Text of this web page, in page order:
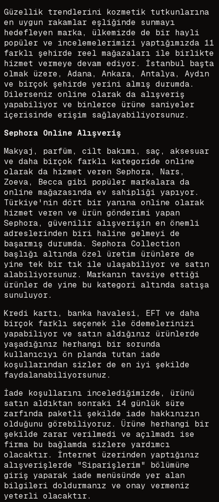
Güzellik trendlerini kozmetik tutkunlarına
en uygun rakamlar eşliğinde sunmayı
hedefleyen marka, ülkemizde de bir hayli
popüler ve incelemelerimizi yaptığımızda 11
farklı şehirde reel mağazaları ile birlikte
hizmet vermeye devam ediyor. İstanbul başta
olmak üzere, Adana, Ankara, Antalya, Aydın
ve birçok şehirde yerini almış durumda.
Dilerseniz online olarak da alışveriş
yapabiliyor ve binlerce ürüne saniyeler
içerisinde erişim sağlayabiliyorsunuz.
Sephora Online Alışveriş
Makyaj, parfüm, cilt bakımı, saç, aksesuar
ve daha birçok farklı kategoride online
olarak da hizmet veren Sephora, Nars,
Zoeva, Becca gibi popüler markalara da
online mağazasında ev sahipliği yapıyor.
Türkiye'nin dört bir yanına online olarak
hizmet veren ve ürün gönderimi yapan
Sephora, güvenilir alışverişin en önemli
adreslerinden biri haline gelmeyi de
başarmış durumda. Sephora Collection
başlığı altında özel üretim ürünlere de
yine tek bir tık ile ulaşabiliyor ve satın
alabiliyorsunuz. Markanın tavsiye ettiği
ürünler de yine bu kategori altında satışa
sunuluyor.
Kredi kartı, banka havalesi, EFT ve daha
birçok farklı seçenek ile ödemelerinizi
yapabiliyor ve satın aldığınız ürünlerde
yaşadığınız herhangi bir sorunda
kullanıcıyı ön planda tutan iade
koşullarından sizler de en iyi şekilde
faydalanabiliyorsunuz.
İade koşullarını incelediğimizde, ürünü
satın aldıktan sonraki 14 günlük süre
zarfında paketli şekilde iade hakkınızın
olduğunu görebiliyoruz. Ürüne herhangi bir
şekilde zarar verilmedi ve açılmadı ise
firma bu bağlamda sizlere yardımcı
olacaktır. İnternet üzerinden yaptığınız
alışverişlerde "Siparişlerim" bölümüne
giriş yaparak iade menüsünde yer alan
bilgileri doldurmanız ve onay vermeniz
yeterli olacaktır.